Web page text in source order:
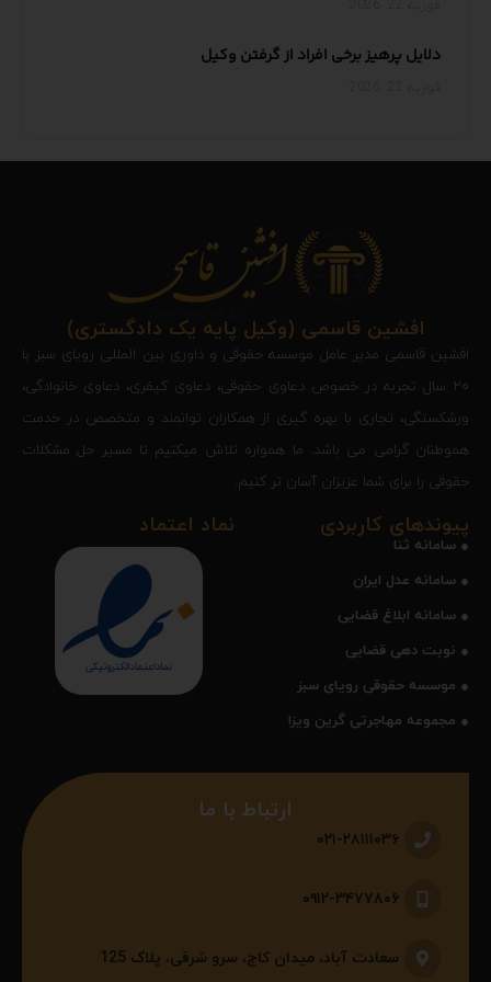
دلایل پرهیز برخی افراد از گرفتن وکیل
افشین قاسمی (وکیل پایه یک دادگستری)
افشين قاسمی مدير عامل موسسه حقوقی و داوری بين المللی رويای سبز با
۲۰ سال تجربه در خصوص دعاوی حقوقی، دعاوی کیفری، دعاوی خانوادگی،
ورشكستگی، تجاری با بهره گيری از همكاران توانمند و متخصص در خدمت
هموطنان گرامی می باشد. ما همواره تلاش میکنیم تا مسیر حل مشکلات
حقوقی را برای شما عزیزان آسان‌ تر کنیم.
پیوندهای کاربردی
سامانه ثنا
سامانه عدل ایران
سامانه ابلاغ قضایی
نوبت دهی قضایی
موسسه حقوقی رویای سبز
مجموعه مهاجرتی گرین ویزا
نماد اعتماد
ارتباط با ما
۰۲۱-۲۸۱۱۱۰۳۶
۰۹۱۲-۳۴۷۷۸۰۶
سعادت آباد، میدان کاج، سرو شرقی، پلاک 125